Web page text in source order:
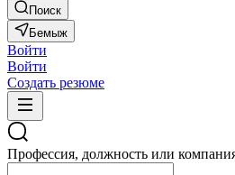
Поиск
Бемыж
Войти
Войти
Создать резюме
Профессия, должность или